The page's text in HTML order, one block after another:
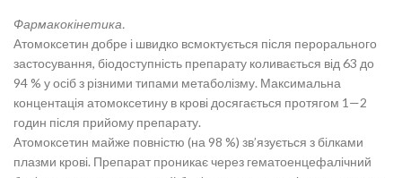
Фармакокінетика.
Атомоксетин добре і швидко всмоктується після перорального
застосування, біодоступність препарату коливається від 63 до
94 % у осіб з різними типами метаболізму. Максимальна
концентація атомоксетину в крові досягається протягом 1—2
годин після прийому препарату.
Атомоксетин майже повністю (на 98 %) зв’язується з білками
плазми крові. Препарат проникає через гематоенцефалічний